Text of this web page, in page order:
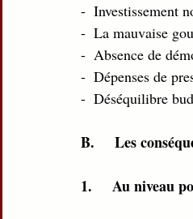
-  Investissement
-  La mauvaise
-  Absence de
-  Dépenses de
-  Déséquilibre
B.     Les
1.     Au niveau